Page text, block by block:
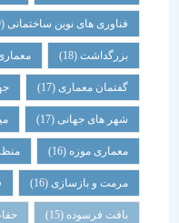
فناوری های نوین ساختمانی(19)
بزرگداشت (18) معماری
گفتمان معماری (17) جهانی
شهر های جهانی(17) میراث
معماری موزه(16) منظر
مرمت و بازسازی(16)
بافت فرسوده (15) حفاظت